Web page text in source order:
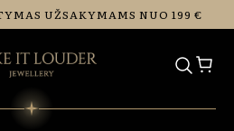
UŽSAKYMAMS NUO 199 €